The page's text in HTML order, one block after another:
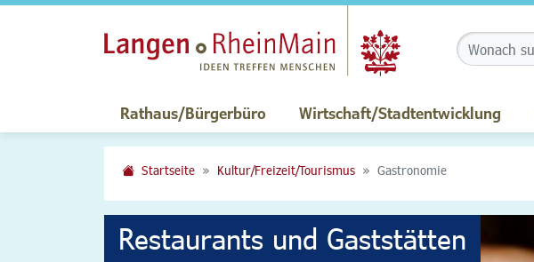
Rathaus/Bürgerbüro Wirtschaft/Stadtentwicklung
Startseite Kultur/Freizeit/Tourismus Gastronomie
Restaurants und Gaststätten